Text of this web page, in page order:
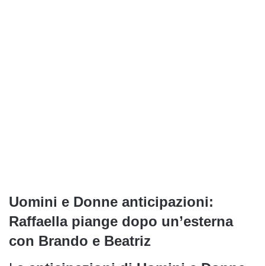
Uomini e Donne anticipazioni:
Raffaella piange dopo un’esterna
con Brando e Beatriz